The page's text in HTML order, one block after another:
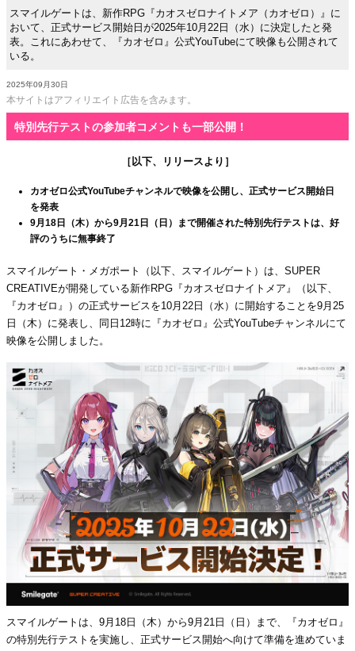
スマイルゲートは、新作RPG『カオスゼロナイトメア（カオゼロ）』に
おいて、正式サービス開始日が2025年10月22日（水）に決定したと発
表。これにあわせて、『カオゼロ』公式YouTubeにて映像も公開されて
いる。
2025年09月30日
本サイトはアフィリエイト広告を含みます。
特別先行テストの参加者コメントも一部公開！
［以下、リリースより］
カオゼロ公式YouTubeチャンネルで映像を公開し、正式サービス開始日
を発表
9月18日（木）から9月21日（日）まで開催された特別先行テストは、好
評のうちに無事終了
スマイルゲート・メガポート（以下、スマイルゲート）は、SUPER
CREATIVEが開発している新作RPG『カオスゼロナイトメア』（以下、
『カオゼロ』）の正式サービスを10月22日（水）に開始することを9月25
日（木）に発表し、同日12時に『カオゼロ』公式YouTubeチャンネルにて
映像を公開しました。
スマイルゲートは、9月18日（木）から9月21日（日）まで、『カオゼロ』
の特別先行テストを実施し、正式サービス開始へ向けて準備を進めていま